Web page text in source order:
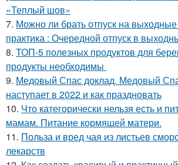
«Теплый шов»
7. Можно ли брать отпуск на
практика : Очередной отпуск в
8. ТОП-5 полезных продуктов для
продукты необходимы
9. Медовый Спас доклад. Медовый
наступает в 2022 и как праздновать
10. Что категорически нельзя есть и
мамам. Питание кормящей матери.
11. Польза и вред чая из листьев
лекарств